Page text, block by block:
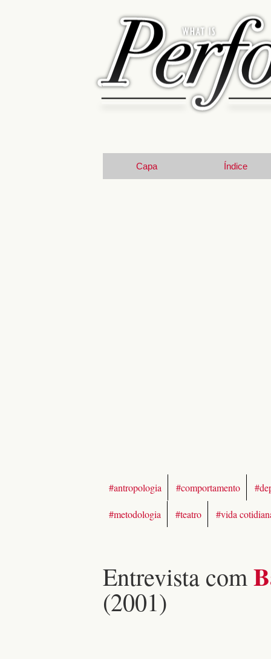
Capa Índice
#antropologia #comportamento
#metodologia #teatro #vida
Entrevista com
(2001)